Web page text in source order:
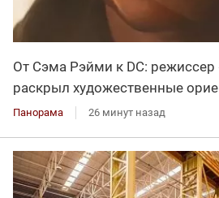
От Сэма Рэйми к DC: режиссер
раскрыл художественные
Панорама 26 минут назад